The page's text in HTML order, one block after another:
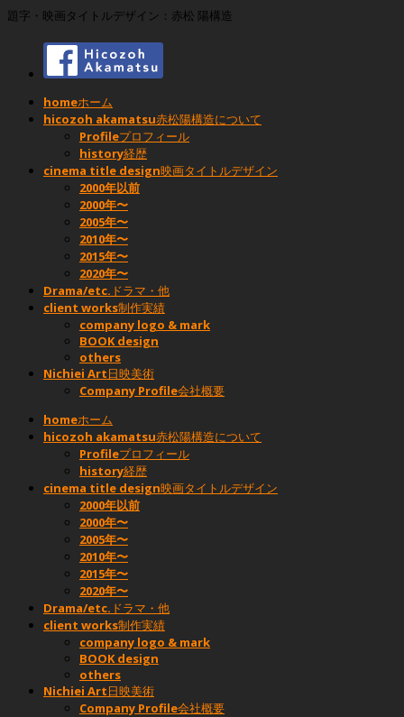
題字・映画タイトルデザイン：赤松 陽構造
homeホーム
hicozoh akamatsu赤松陽構造について
Profileプロフィール
history経歴
cinema title design映画タイトルデザイン
2000年以前
2000年〜
2005年〜
2010年〜
2015年〜
2020年〜
Drama/etc. ドラマ・他
client works制作実績
company logo & mark
BOOK design
others
Nichiei Art日映美術
Company Profile会社概要
homeホーム
hicozoh akamatsu赤松陽構造について
Profileプロフィール
history経歴
cinema title design映画タイトルデザイン
2000年以前
2000年〜
2005年〜
2010年〜
2015年〜
2020年〜
Drama/etc. ドラマ・他
client works制作実績
company logo & mark
BOOK design
others
Nichiei Art日映美術
Company Profile会社概要